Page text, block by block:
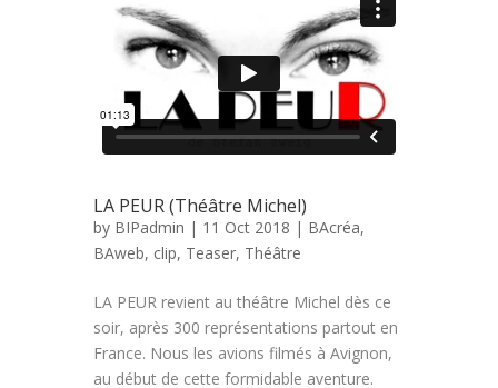
LA PEUR (Théâtre Michel)
by BIPadmin | 11 Oct 2018 | BAcréa,
BAweb, clip, Teaser, Théâtre
LA PEUR revient au théâtre Michel dès ce
soir, après 300 représentations partout en
France. Nous les avions filmés à Avignon,
au début de cette formidable aventure.